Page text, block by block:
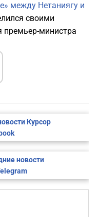
между Нетаниягу и
своими
премьер-министра
Курсор
новости